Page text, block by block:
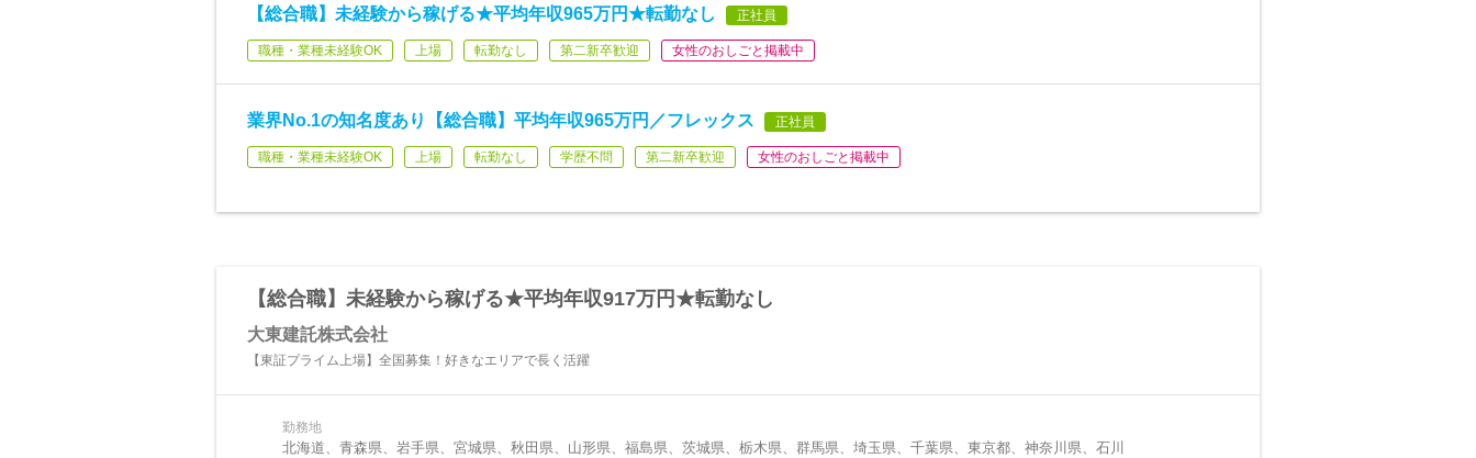
【総合職】未経験から稼げる★平均年収965万円★転勤なし 正社員
職種・業種未経験OK 上場 転勤なし 第二新卒歓迎 女性のおしごと掲載中
業界No.1の知名度あり【総合職】平均年収965万円／フレックス 正社員
職種・業種未経験OK 上場 転勤なし 学歴不問 第二新卒歓迎 女性のおしごと掲載中
【総合職】未経験から稼げる★平均年収917万円★転勤なし
大東建託株式会社
【東証プライム上場】全国募集！好きなエリアで長く活躍
勤務地
北海道、青森県、岩手県、宮城県、秋田県、山形県、福島県、茨城県、栃木県、群馬県、埼玉県、千葉県、東京都、神奈川県、石川